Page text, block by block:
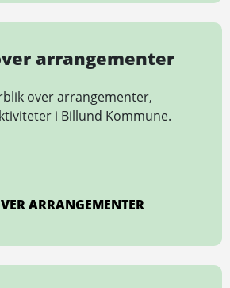
arrangementer
over arrangementer,
i Billund Kommune.
ARRANGE­MENTER